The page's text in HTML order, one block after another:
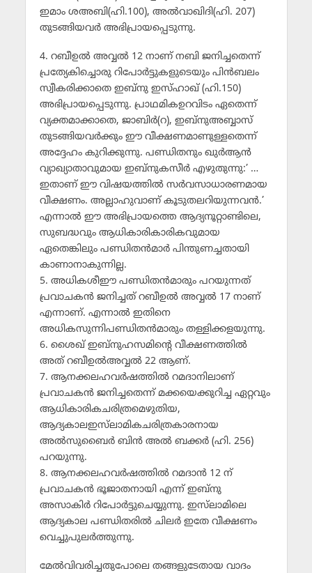
ഇമാം ശഅബി(ഹി.100), അല്‍വാഖിദി(ഹി. 207)
തുടങ്ങിയവര്‍ അഭിപ്രായപ്പെടുന്നു.
4. റബീഉല്‍ അവ്വല്‍ 12 നാണ് നബി ജനിച്ചതെന്ന്
പ്രത്യേകിച്ചൊരു റിപോര്‍ട്ടുകളുടെയും പിന്‍ബലം
സ്വീകരിക്കാതെ ഇബ്‌നു ഇസ്ഹാഖ് (ഹി.150)
അഭിപ്രായപ്പെടുന്നു. പ്രാഥമികഉറവിടം ഏതെന്ന്
വ്യക്തമാക്കാതെ, ജാബിര്‍(റ), ഇബ്‌നുഅബ്ബാസ്
തുടങ്ങിയവര്‍ക്കും ഈ വീക്ഷണമാണുള്ളതെന്ന്
അദ്ദേഹം കുറിക്കുന്നു. പണ്ഡിതനും ഖുര്‍ആന്‍
വ്യാഖ്യാതാവുമായ ഇബ്‌നുകസീര്‍ എഴുതുന്നു:’ …
ഇതാണ് ഈ വിഷയത്തില്‍ സര്‍വസാധാരണമായ
വീക്ഷണം. അല്ലാഹുവാണ് കൂടുതലറിയുന്നവന്‍.’
എന്നാല്‍ ഈ അഭിപ്രായത്തെ ആദ്യനൂറ്റാണ്ടിലെ,
സുബദ്ധവും ആധികാരികാരികവുമായ
ഏതെങ്കിലും പണ്ഡിതന്‍മാര്‍ പിന്തുണച്ചതായി
കാണാനാകുന്നില്ല.
5. അധികശീഈ പണ്ഡിതന്‍മാരും പറയുന്നത്
പ്രവാചകന്‍ ജനിച്ചത് റബീഉല്‍ അവ്വല്‍ 17 നാണ്
എന്നാണ്. എന്നാല്‍ ഇതിനെ
അധികസുന്നിപണ്ഡിതന്‍മാരും തള്ളിക്കളയുന്നു.
6. ശൈഖ് ഇബ്‌നുഹസമിന്റെ വീക്ഷണത്തില്‍
അത് റബീഉല്‍അവ്വല്‍ 22 ആണ്.
7. ആനക്കലഹവര്‍ഷത്തില്‍ റമദാനിലാണ്
പ്രവാചകന്‍ ജനിച്ചതെന്ന് മക്കയെക്കുറിച്ച ഏറ്റവും
ആധികാരികചരിത്രമെഴുതിയ,
ആദ്യകാലഇസ്‌ലാമികചരിത്രകാരനായ
അല്‍സുബൈര്‍ ബിന്‍ അല്‍ ബക്കര്‍ (ഹി. 256)
പറയുന്നു.
8. ആനക്കലഹവര്‍ഷത്തില്‍ റമദാന്‍ 12 ന്
പ്രവാചകന്‍ ഭൂജാതനായി എന്ന് ഇബ്‌നു
അസാകിര്‍ റിപോര്‍ട്ടുചെയ്യുന്നു. ഇസ്‌ലാമിലെ
ആദ്യകാല പണ്ഡിതരില്‍ ചിലര്‍ ഇതേ വീക്ഷണം
വെച്ചുപുലര്‍ത്തുന്നു.
മേല്‍വിവരിച്ചതുപോലെ തങ്ങളുടേതായ വാദം